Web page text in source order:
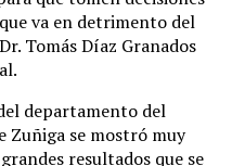
va en detrimento del
Tomás Díaz Granados
departamento del
Zuñiga se mostró muy
resultados que se